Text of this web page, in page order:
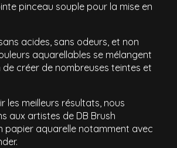
pinceau souple pour la mise en
acides, sans odeurs, et non
aquarellables se mélangent
de créer de nombreuses teintes et
les meilleurs résultats, nous
aux artistes de DB Brush
papier aquarelle notamment avec